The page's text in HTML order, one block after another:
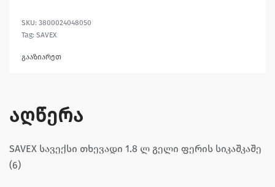
3800024048050
Tag: SAVEX
გააზიარეთ
აღწერა
SAVEX სავექსი თხევადი 1.8 ლ გელი ფერის სიკაშკაშე
(6)